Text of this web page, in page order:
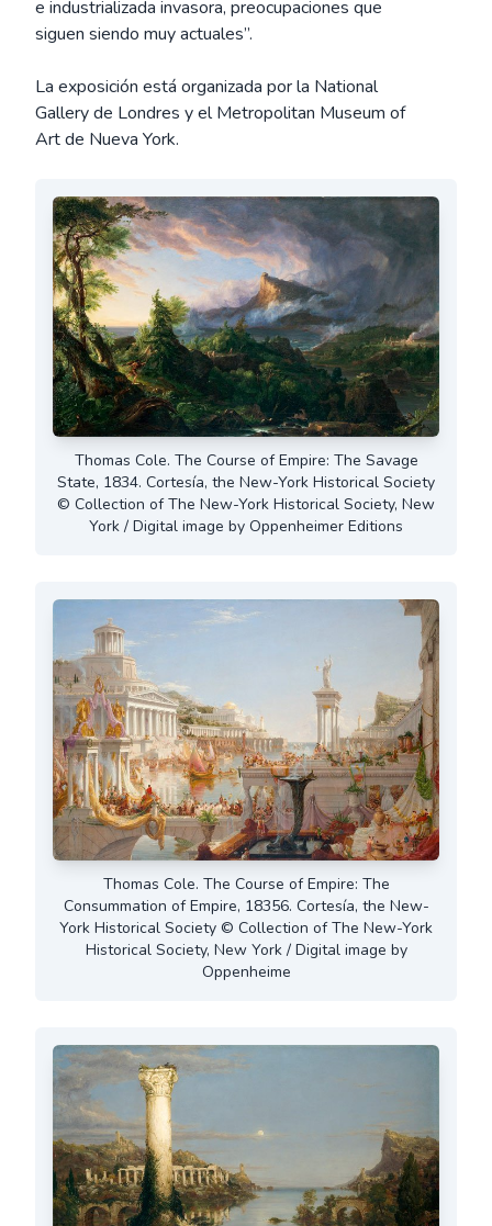
e industrializada invasora, preocupaciones que
siguen siendo muy actuales”.
La exposición está organizada por la National
Gallery de Londres y el Metropolitan Museum of
Art de Nueva York.
Thomas Cole. The Course of Empire: The Savage
State, 1834. Cortesía, the New-York Historical Society
© Collection of The New-York Historical Society, New
York / Digital image by Oppenheimer Editions
Thomas Cole. The Course of Empire: The
Consummation of Empire, 18356. Cortesía, the New-
York Historical Society © Collection of The New-York
Historical Society, New York / Digital image by
Oppenheime